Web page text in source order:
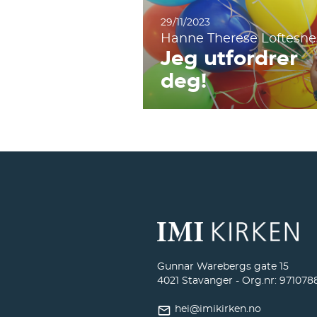
29/11/2023
Hanne Therese
Jeg utfordrer
deg!
Gunnar Warebergs gate 15
4021 Stavanger - Org.nr:
hei@imikirken.no